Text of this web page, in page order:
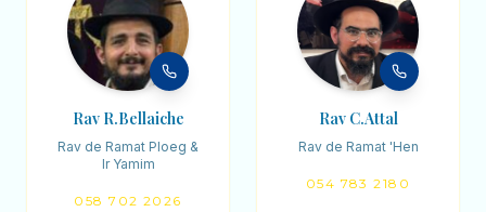
Rav R.Bellaiche
Rav de Ramat Ploeg &
Ir Yamim
058 702 2026
Rav C.Attal
Rav de Ramat 'Hen
054 783 2180